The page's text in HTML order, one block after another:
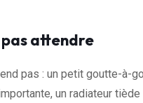
attendre
pas : un petit goutte-à-
un radiateur tiède